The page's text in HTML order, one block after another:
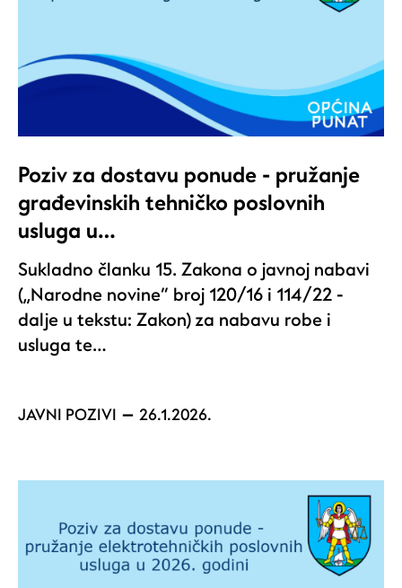
Poziv za dostavu ponude - pružanje
građevinskih tehničko poslovnih
usluga u…
Sukladno članku 15. Zakona o javnoj nabavi
(„Narodne novine“ broj 120/16 i 114/22 -
dalje u tekstu: Zakon) za nabavu robe i
usluga te…
JAVNI POZIVI 26.1.2026.